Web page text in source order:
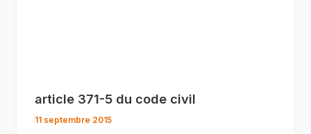
article 371-5 du code civil
11 septembre 2015